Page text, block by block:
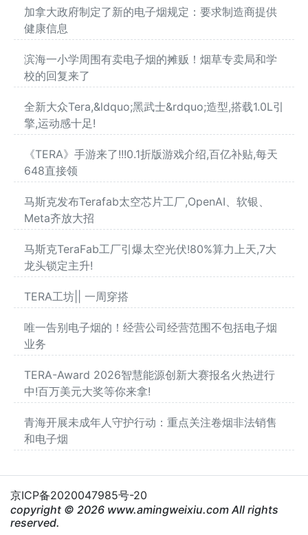
加拿大政府制定了新的电子烟规定：要求制造商提供
健康信息
滨海一小学周围有卖电子烟的摊贩！烟草专卖局和学
校的回复来了
全新大众Tera,&ldquo;黑武士&rdquo;造型,搭载1.0L引
擎,运动感十足!
《TERA》手游来了!!!0.1折版游戏介绍,百亿补贴,每天
648直接领
马斯克发布Terafab太空芯片工厂,OpenAI、软银、
Meta齐放大招
马斯克TeraFab工厂引爆太空光伏!80%算力上天,7大
龙头锁定主升!
TERA工坊|| 一周穿搭
唯一告别电子烟的！经营公司经营范围不包括电子烟
业务
TERA-Award 2026智慧能源创新大赛报名火热进行
中!百万美元大奖等你来拿!
青海开展未成年人守护行动：重点关注卷烟非法销售
和电子烟
京ICP备2020047985号-20
copyright © 2026 www.amingweixiu.com All rights
reserved.